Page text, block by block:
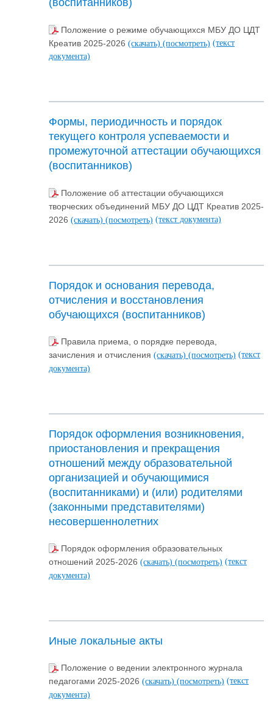
(воспитанников)
Положение о режиме обучающихся МБУ ДО ЦДТ
Креатив 2025-2026 (скачать) (посмотреть) (текст
документа)
Формы, периодичность и порядок
текущего контроля успеваемости и
промежуточной аттестации обучающихся
(воспитанников)
Положение об аттестации обучающихся
творческих объединений МБУ ДО ЦДТ Креатив 2025-
2026 (скачать) (посмотреть) (текст документа)
Порядок и основания перевода,
отчисления и восстановления
обучающихся (воспитанников)
Правила приема, о порядке перевода,
зачисления и отчисления (скачать) (посмотреть) (текст
документа)
Порядок оформления возникновения,
приостановления и прекращения
отношений между образовательной
организацией и обучающимися
(воспитанниками) и (или) родителями
(законными представителями)
несовершеннолетних
Порядок оформления образовательных
отношений 2025-2026 (скачать) (посмотреть) (текст
документа)
Иные локальные акты
Положение о ведении электронного журнала
педагогами 2025-2026 (скачать) (посмотреть) (текст
документа)